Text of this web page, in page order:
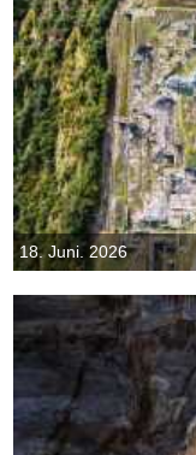
18. Juni. 2026